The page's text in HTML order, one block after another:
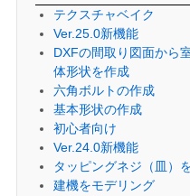
テクスチャベイク
Ver.25.0新機能
DXFの間取り図面から
体形状を作成
六角ボルトの作成
基本形状の作成
初心者向け
Ver.24.0新機能
タッピングネジ（皿）
建機をモデリング